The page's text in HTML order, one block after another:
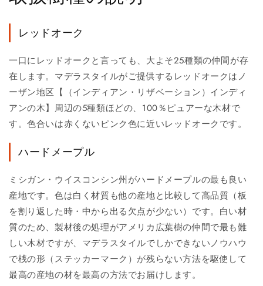
レッドオーク
一口にレッドオークと言っても、大よそ25種類の仲間が存
在します。マデラスタイルがご提供するレッドオークはノ
ーザン地区【（インディアン・リザベーション）インディ
アンの木】周辺の5種類ほどの、100％ピュアーな木材で
す。色合いは赤くないピンク色に近いレッドオークです。
ハードメープル
ミシガン・ウイスコンシン州がハードメープルの最も良い
産地です。色は白く材質も他の産地と比較して高品質（板
を割り返した時・中から出る欠点が少ない）です。白い材
質のため、製材後の処理がアメリカ広葉樹の仲間で最も難
しい木材ですが、マデラスタイルでしかできないノウハウ
で桟の形（ステッカーマーク）が残らない方法を駆使して
最高の産地の材を最高の方法でお届けします。